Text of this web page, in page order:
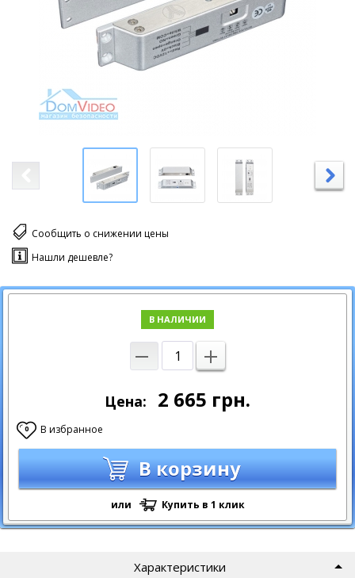
Сообщить о снижении цены
Нашли дешевле?
В НАЛИЧИИ
Цена: 2 665 грн.
0 В избранное
В корзину
или Купить в 1 клик
Характеристики